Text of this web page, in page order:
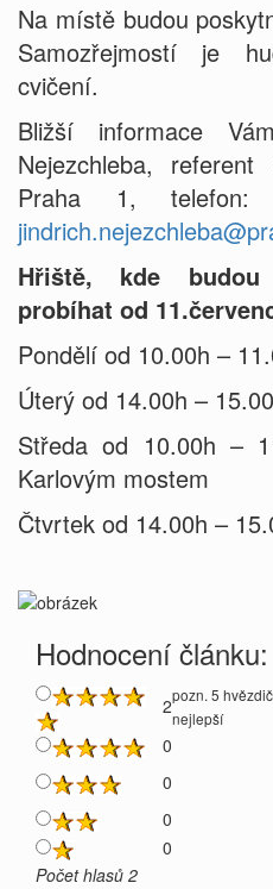
Na místě budou
Samozřejmostí je
cvičení.
Bližší informace
Nejezchleba,
Praha 1,
Hřiště, kde budou
probíhat od
Pondělí od 10.00h –
Úterý od 14.00h –
Středa od 10.00h –
Karlovým mostem
Čtvrtek od 14.00h –
Hodnocení článku:
2pozn. 5
nejlepší
0
0
0
0
Počet hlasů 2